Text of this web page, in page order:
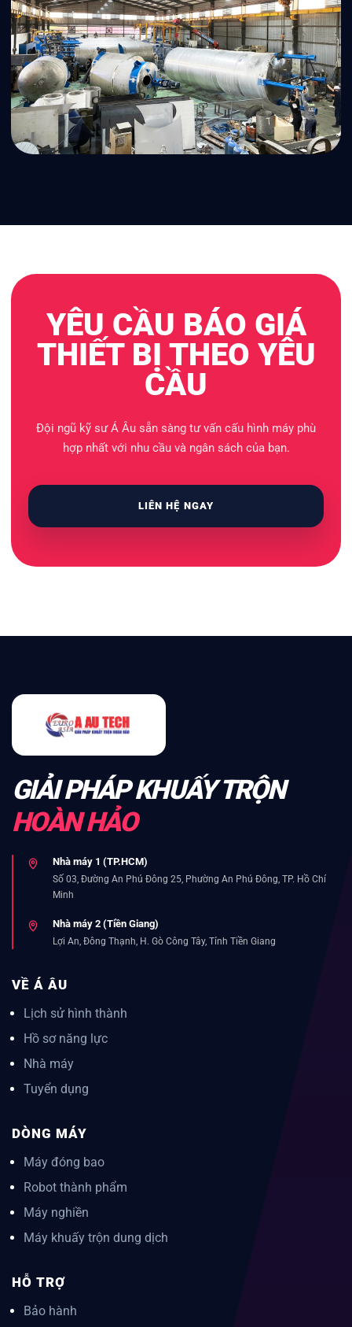
YÊU CẦU BÁO GIÁ
THIẾT BỊ THEO YÊU
CẦU
Đội ngũ kỹ sư Á Âu sẵn sàng tư vấn cấu hình máy phù
hợp nhất với nhu cầu và ngân sách của bạn.
LIÊN HỆ NGAY
GIẢI PHÁP KHUẤY TRỘN
HOÀN HẢO
Nhà máy 1 (TP.HCM)
Số 03, Đường An Phú Đông 25, Phường An Phú Đông, TP. Hồ Chí
Minh
Nhà máy 2 (Tiền Giang)
Lợi An, Đông Thạnh, H. Gò Công Tây, Tỉnh Tiền Giang
VỀ Á ÂU
Lịch sử hình thành
Hồ sơ năng lực
Nhà máy
Tuyển dụng
DÒNG MÁY
Máy đóng bao
Robot thành phẩm
Máy nghiền
Máy khuấy trộn dung dịch
HỖ TRỢ
Bảo hành